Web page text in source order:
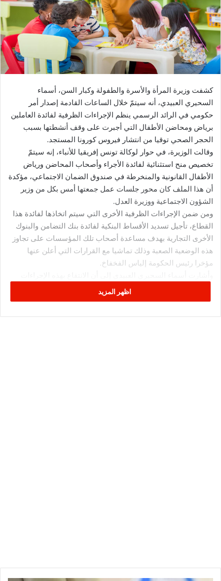
كشفت وزيرة المرأة والأسرة والطفولة وكبار السن، أسماء
السحيري العبيدي، أنه سيتمّ خلال الساعات القادمة إصدار أمر
حكومي في الرائد الرسمي ينظم الإجراءات الظرفية لفائدة العاملين
برياض ومحاضن الأطفال التي أجبرت على وقف أنشطتها بسبب
الحجر الصحي توقيا من انتشار فيروس كورونا المستجد.
وقالت الوزيرة، في حوار لوكالة تونس إفريقيا للأنباء، إنه سيتمّ
تخصيص منح استثنائية لفائدة الأجراء وأصحاب المحاضن ورياض
الأطفال القانونية والمنخرطة في صندوق الضمان الاجتماعي، مؤكدة
أن هذا الملف كان محور جلسات عمل جمعتها أمس بكل من وزير
الشؤون الاجتماعية ووزيرة العدل.
ومن ضمن الإجراءات الظرفية الأخرى التي سيتم اتخاذها لفائدة هذا
القطاع، تأجيل تسديد الأقساط البنكية لفائدة بنك التضامن والبنوك
الأخرى التجارية بهدف مساعدة أصحاب تلك المؤسسات على تجاوز
هذه الوضعية الصعبة وذلك تماشيا مع القرارات التي أعلن عنها
مؤخرا رئيس الحكومة إلياس الفخفاخ.
الاجتماعية الظرفية سيتم بناء على مطالب تُقدّم من قبل العاملين
في هذا القطاع إلى تفقديات الشغل الراجعة بالنظر لوزارة الشؤون
اظهر المزيد